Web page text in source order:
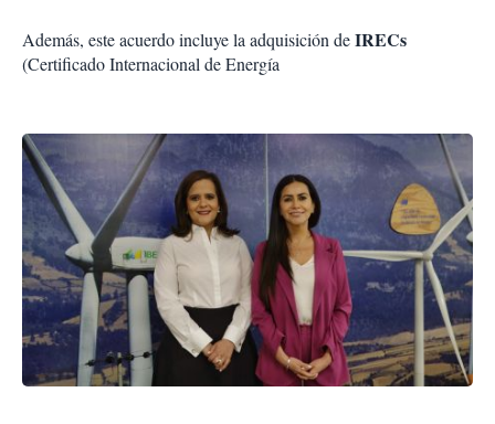
Además, este acuerdo incluye la adquisición deIRECs
(Certificado Internacional de Energía